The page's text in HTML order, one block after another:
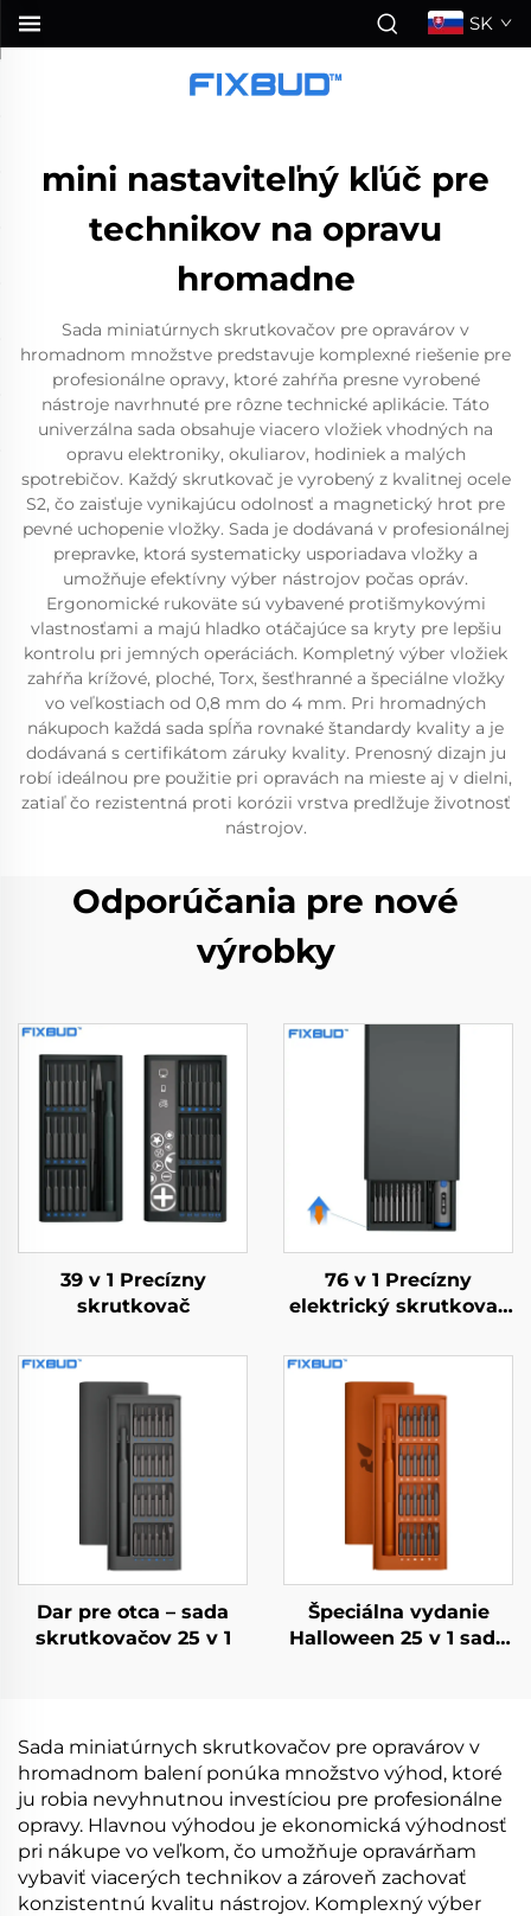
SK
mini nastaviteľný kľúč pre
technikov na opravu
hromadne
Sada miniatúrnych skrutkovačov pre opravárov v
hromadnom množstve predstavuje komplexné riešenie pre
profesionálne opravy, ktoré zahŕňa presne vyrobené
nástroje navrhnuté pre rôzne technické aplikácie. Táto
univerzálna sada obsahuje viacero vložiek vhodných na
opravu elektroniky, okuliarov, hodiniek a malých
spotrebičov. Každý skrutkovač je vyrobený z kvalitnej ocele
S2, čo zaisťuje vynikajúcu odolnosť a magnetický hrot pre
pevné uchopenie vložky. Sada je dodávaná v profesionálnej
prepravke, ktorá systematicky usporiadava vložky a
umožňuje efektívny výber nástrojov počas opráv.
Ergonomické rukoväte sú vybavené protišmykovými
vlastnosťami a majú hladko otáčajúce sa kryty pre lepšiu
kontrolu pri jemných operáciách. Kompletný výber vložiek
zahŕňa krížové, ploché, Torx, šesťhranné a špeciálne vložky
vo veľkostiach od 0,8 mm do 4 mm. Pri hromadných
nákupoch každá sada spĺňa rovnaké štandardy kvality a je
dodávaná s certifikátom záruky kvality. Prenosný dizajn ju
robí ideálnou pre použitie pri opravách na mieste aj v dielni,
zatiaľ čo rezistentná proti korózii vrstva predlžuje životnosť
nástrojov.
Odporúčania pre nové
výrobky
39 v 1 Precízny
skrutkovač
76 v 1 Precízny
elektrický skrutkovač
momentom
Dar pre otca – sada
skrutkovačov 25 v 1
Špeciálna vydanie
Halloween 25 v 1 sada
Sada miniatúrnych skrutkovačov pre opravárov v
hromadnom balení ponúka množstvo výhod, ktoré
ju robia nevyhnutnou investíciou pre profesionálne
opravy. Hlavnou výhodou je ekonomická výhodnosť
pri nákupe vo veľkom, čo umožňuje opravárňam
vybaviť viacerých technikov a zároveň zachovať
konzistentnú kvalitu nástrojov. Komplexný výber